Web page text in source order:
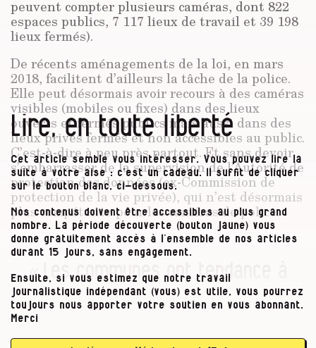
peuvent compter plusieurs caméras, dont 822
espaces publics, 7 117 lieux de travail et 39 198
lieux fermés).
De récents aménagements de la loi, en mars
2018, facilitent d’ailleurs la tâche de la police.
Elle peut désormais avoir recours à des caméras
visibles (mobiles ou fixes) dans des lieux
ouverts et fermés publics mais aussi dans des
lieux privés fermés et non accessibles au public.
C’est-à-dire à peu près partout. Et sans devoir
s’embarrasser de la supervision de l’Autorité de
protection des données (ex-Commission de
protection de la vie privée), qui n’est désormais
plus compétente pour les caméras de police.
« Les communes ont tendance à
ajouter des caméras dès que le
Lire, en toute liberté
Cet article semble vous intéresser. Vous pouvez lire la
suite à votre aise : c’est un cadeau. Il suffit de cliquer
sur le bouton blanc, ci-dessous.
Nos contenus doivent être accessibles au plus grand
nombre. La période découverte (bouton jaune) vous
donne gratuitement accès à l’ensemble de nos articles
durant 15 jours, sans engagement.
Ensuite, si vous estimez que notre travail
journalistique indépendant (vous) est utile, vous pourrez
toujours nous apporter votre soutien en vous abonnant.
Merci